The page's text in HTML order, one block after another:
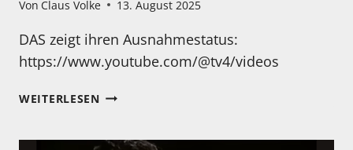
Von Claus Volke 13. August 2025
DAS zeigt ihren Ausnahmestatus:
https://www.youtube.com/@tv4/videos
WEITERLESENZWEI